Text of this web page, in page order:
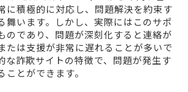
に積極的に対応し、問題解決を約束す
舞います。しかし、実際にはこのサポ
のであり、問題が深刻化すると連絡が
たは支援が非常に遅れることが多いで
な詐欺サイトの特徴で、問題が発生す
とができます。